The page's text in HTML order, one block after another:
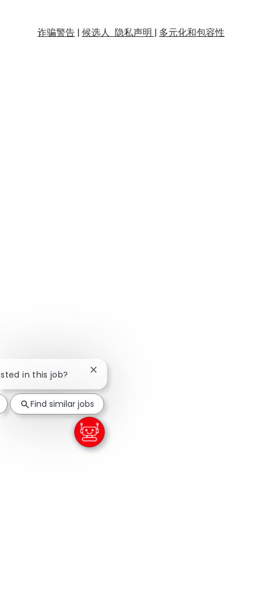
诈骗警告| 候选人 隐私声明 | 多元化和包容性
in this job? Close chatbot notification
Find similar jobs